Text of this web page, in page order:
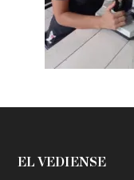
EL VEDIENSE